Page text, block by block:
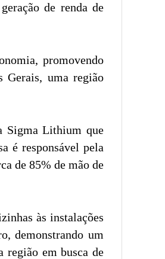
de renda de
promovendo
Gerais, uma região
Sigma Lithium que
é responsável pela
de 85% de mão de
às instalações
demonstrando um
região em busca de